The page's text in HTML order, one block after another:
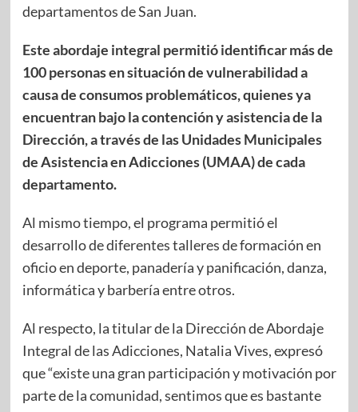
departamentos de San Juan.
Este abordaje integral permitió identificar más de
100 personas en situación de vulnerabilidad a
causa de consumos problemáticos, quienes ya
encuentran bajo la contención y asistencia de la
Dirección, a través de las Unidades Municipales
de Asistencia en Adicciones (UMAA) de cada
departamento.
Al mismo tiempo, el programa permitió el
desarrollo de diferentes talleres de formación en
oficio en deporte, panadería y panificación, danza,
informática y barbería entre otros.
Al respecto, la titular de la Dirección de Abordaje
Integral de las Adicciones, Natalia Vives, expresó
que “existe una gran participación y motivación por
parte de la comunidad, sentimos que es bastante